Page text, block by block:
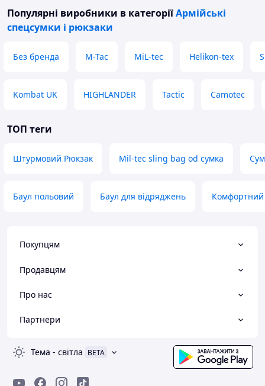
Популярні виробники в категоріїАрмійські
спецсумки і рюкзаки
Без бренда M-Tac MiL-tec Helikon-tex
Kombat UK HIGHLANDER Tactic Camotec
ТОП теги
Штурмовий Рюкзак Mil-tec sling bag od сумка
Баул польовий Баул для відряджень Комфортний
Покупцям
Продавцям
Про нас
Партнери
Тема - світла BETA